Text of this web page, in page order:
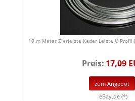
10 m Meter Zierleiste Keder Leiste U Profil
Preis: 17,09
zum Angebot
eBay.de (*)